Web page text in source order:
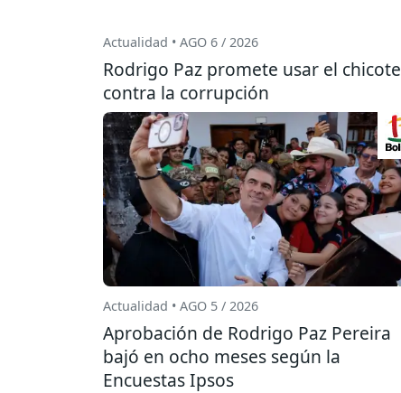
Actualidad • AGO 6 / 2026
Rodrigo Paz promete usar el chicote
contra la corrupción
Actualidad • AGO 5 / 2026
Aprobación de Rodrigo Paz Pereira
bajó en ocho meses según la
Encuestas Ipsos